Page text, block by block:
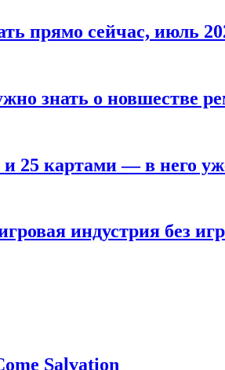
прямо сейчас, июль
знать о новшестве
25 картами — в него
индустрия без
Salvation